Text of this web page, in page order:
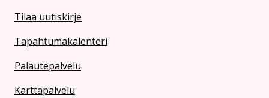
Tilaa uutiskirje
Tapahtumakalenteri
Palautepalvelu
Karttapalvelu